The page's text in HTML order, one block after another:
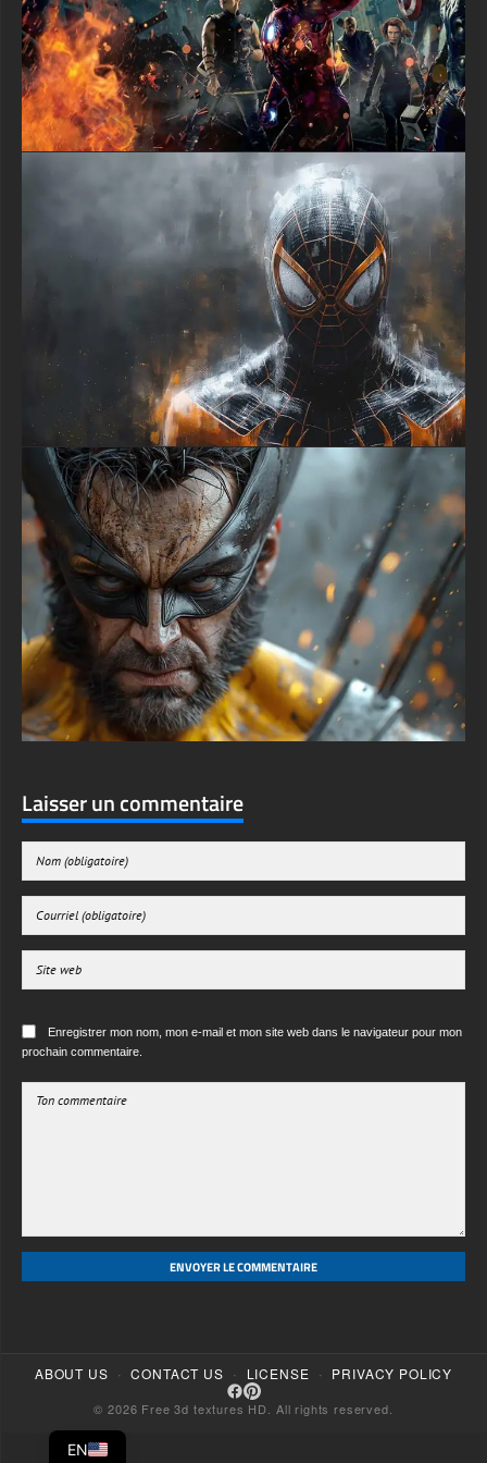
Laisser un commentaire
Enregistrer mon nom, mon e-mail et mon site web dans le navigateur pour mon
EN
CONTACT US · LICENSE